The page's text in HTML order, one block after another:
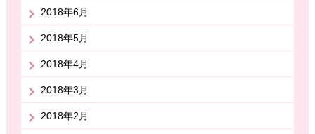
2018年6月
2018年5月
2018年4月
2018年3月
2018年2月